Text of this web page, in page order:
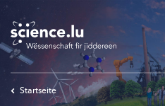
Skip
main
content
Startseite